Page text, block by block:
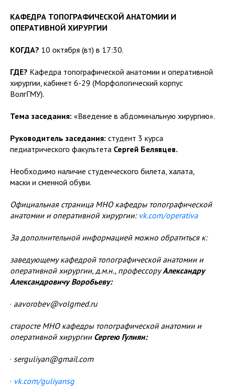
КАФЕДРА ТОПОГРАФИЧЕСКОЙ АНАТОМИИ И
ОПЕРАТИВНОЙ ХИРУРГИИ
КОГДА? 10 октября (вт) в 17:30.
ГДЕ? Кафедра топографической анатомии и оперативной
хирургии, кабинет 6-29 (Морфологический корпус
ВолгГМУ).
Тема заседания: «Введение в абдоминальную хирургию».
Руководитель заседания: студент 3 курса
педиатрического факультета Сергей Белявцев.
Необходимо наличие студенческого билета, халата,
маски и сменной обуви.
Официальная страница МНО кафедры топографической
анатомии и оперативной хирургии: vk.com/operativa
За дополнительной информацией можно обратиться к:
заведующему кафедрой топографической анатомии и
оперативной хирургии, д.м.н., профессоруАлександру
Александровичу Воробьеву:
· aavorobev@volgmed.ru
старосте МНО кафедры топографической анатомии и
оперативной хирургии Сергею Гулиян:
· serguliyan@gmail.com
· vk.com/guliyansg